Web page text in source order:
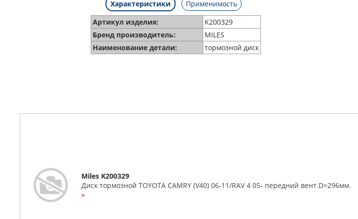
Характеристики
Применимость
Артикул изделия:
K200329
Бренд производитель:
MILES
Наименование детали:
тормозной диск
Miles K200329
Диск тормозной TOYOTA CAMRY (V40) 06-11/RAV 4 05- передний вент.D=296мм.
»